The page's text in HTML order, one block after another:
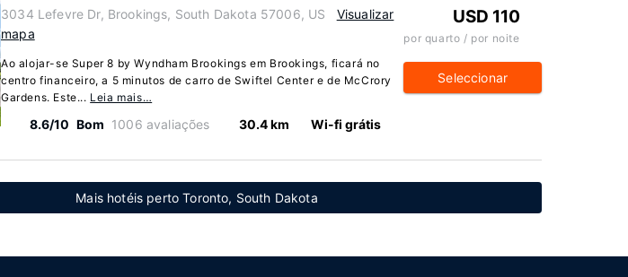
3034 Lefevre Dr, Brookings, South Dakota 57006, US
Visualizar
mapa
Ao alojar-se Super 8 by Wyndham Brookings em Brookings, ficará no
centro financeiro, a 5 minutos de carro de Swiftel Center e de McCrory
Gardens. Este... Leia mais…
8.6/10 Bom 1006 avaliações 30.4 km Wi-fi grátis
USD 110
por quarto / por noite
Seleccionar
Mais hotéis perto Toronto, South Dakota